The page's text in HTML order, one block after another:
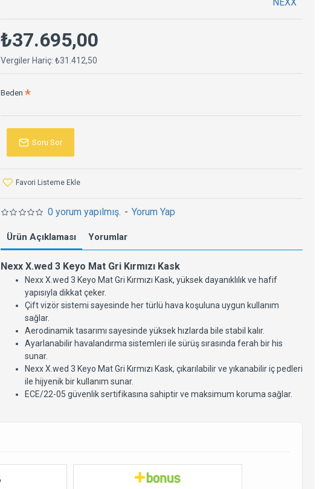
0 yorum yapılmış. - Yorum Yap
₺37.695,00
Vergiler Hariç: ₺31.412,50
Beden
Soru Sor
Favori Listeme Ekle
Ürün Açıklaması Yorumlar
Nexx X.wed 3 Keyo Mat Gri Kırmızı Kask
Nexx X.wed 3 Keyo Mat Gri Kırmızı Kask, yüksek dayanıklılık ve hafif
yapısıyla dikkat çeker.
Çift vizör sistemi sayesinde her türlü hava koşuluna uygun kullanım
sağlar.
Aerodinamik tasarımı sayesinde yüksek hızlarda bile stabil kalır.
Ayarlanabilir havalandırma sistemleri ile sürüş sırasında ferah bir his
sunar.
Nexx X.wed 3 Keyo Mat Gri Kırmızı Kask, çıkarılabilir ve yıkanabilir iç pedleri
ile hijyenik bir kullanım sunar.
ECE/22-05 güvenlik sertifikasına sahiptir ve maksimum koruma sağlar.